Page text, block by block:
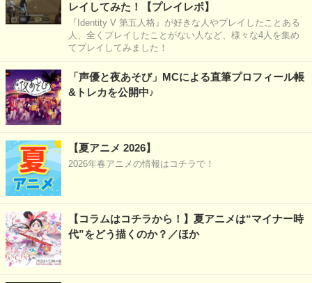
レイしてみた！【プレイレポ】
『Identity V 第五人格』が好きな人やプレイしたことある
人、全くプレイしたことがない人など、様々な4人を集め
てプレイしてみました！
「声優と夜あそび」MCによる直筆プロフィール帳
&トレカを公開中♪
【夏アニメ 2026】
2026年春アニメの情報はコチラで！
【コラムはコチラから！】夏アニメは“マイナー時
代”をどう描くのか？／ほか